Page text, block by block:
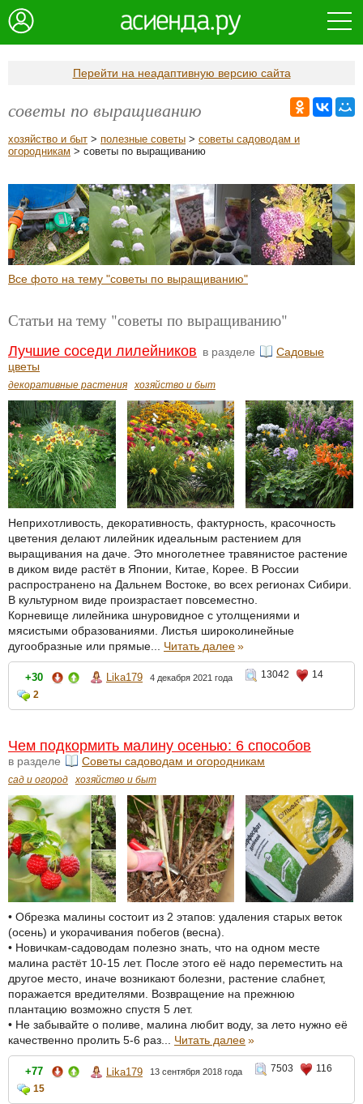
Перейти на неадаптивную версию сайта
советы по выращиванию
хозяйство и быт > полезные советы > советы садоводам и
огородникам > советы по выращиванию
Все фото на тему "советы по выращиванию"
Статьи на тему "советы по выращиванию"
Лучшие соседи лилейников в разделе
Садовые
цветы
декоративные растения хозяйство и быт
Неприхотливость, декоративность, фактурность, красочность
цветения делают лилейник идеальным растением для
выращивания на даче. Это многолетнее травянистое растение
в диком виде растёт в Японии, Китае, Корее. В России
распространено на Дальнем Востоке, во всех регионах Сибири.
В культурном виде произрастает повсеместно.
Корневище лилейника шнуровидное с утолщениями и
мясистыми образованиями. Листья широколинейные
дугообразные или прямые... Читать далее»
+30 Lika179 4 декабря 2021 года 13042
14
2
Чем подкормить малину осенью: 6 способов
в разделе Советы садоводам и огородникам
сад и огород хозяйство и быт
• Обрезка малины состоит из 2 этапов: удаления старых веток
(осень) и укорачивания побегов (весна).
• Новичкам-садоводам полезно знать, что на одном месте
малина растёт 10-15 лет. После этого её надо переместить на
другое место, иначе возникают болезни, растение слабнет,
поражается вредителями. Возвращение на прежнюю
плантацию возможно спустя 5 лет.
• Не забывайте о поливе, малина любит воду, за лето нужно её
качественно пролить 5-6 раз... Читать далее»
+77 Lika179 13 сентября 2018 года 7503
116
15